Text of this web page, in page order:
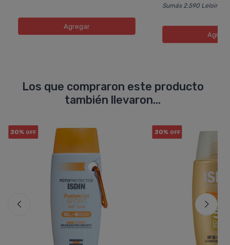
Agregar
Sumás 2.590 Leloir$
Los que compraron este producto
también llevaron...
30% OFF 30% OFF